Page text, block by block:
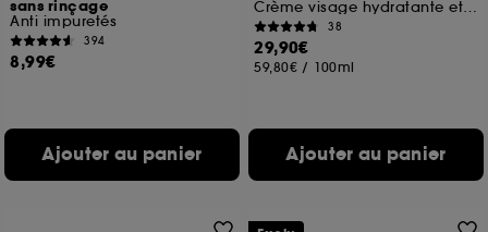
sans rinçage
Anti impuretés
394
8,99€
Ajouter au panier
Crème visage hydratante et raffermissante
38
29,90€
59,80€ / 100ml
Ajouter au panier